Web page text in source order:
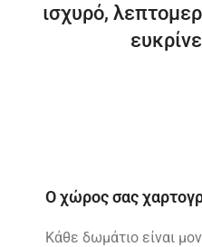
ισχυρό,
Ο χώρος σας
Κάθε δωμάτιο είναι